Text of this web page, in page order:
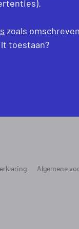
Algemene
zoals omschreven
toestaan?